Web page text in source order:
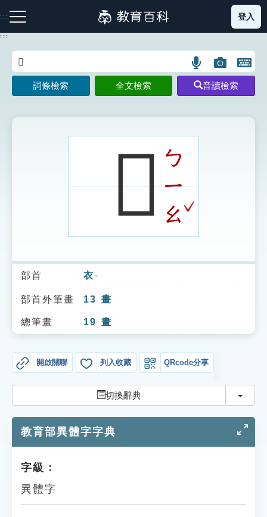
到
主
:::
注音索引圖示 筆畫索引圖示 部首索引表圖示
索引選單
知識索引
單字索引
貓頭鷹博士
登入
:::
語
言
搜
示
圖
片
搜
開
鍵
圖
詞條檢索 全文檢索 音讀檢索
𧝼ㄅ
ㄧ
ㄠ
ˇ
部首 衣 ㄧ
部首外筆畫 13 畫
總筆畫 19 畫
開啟關聯 列入收藏 QRcode分享
切換辭典 切換
教育部異體字字典
字級：
異體字